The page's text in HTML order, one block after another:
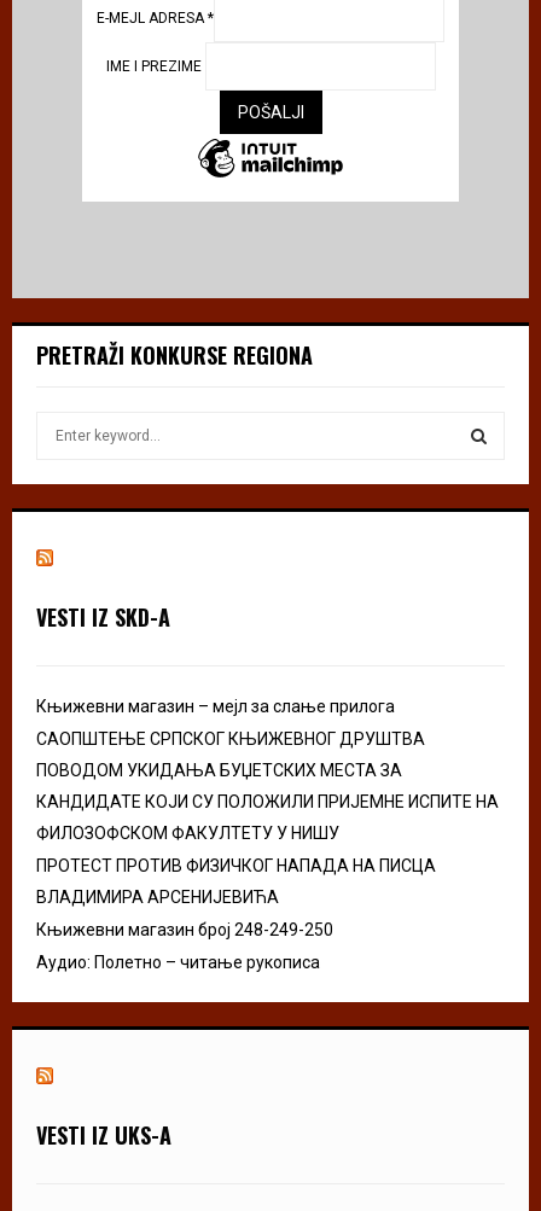
E-MEJL ADRESA *
IME I PREZIME
PRETRAŽI KONKURSE REGIONA
h
r
S
VESTI IZ SKD-A
Књижевни магазин – мејл за слање прилога
САОПШТЕЊЕ СРПСКОГ КЊИЖЕВНОГ ДРУШТВА
ПОВОДОМ УКИДАЊА БУЏЕТСКИХ МЕСТА ЗА
КАНДИДАТЕ КОЈИ СУ ПОЛОЖИЛИ ПРИЈЕМНЕ ИСПИТЕ НА
ФИЛОЗОФСКОМ ФАКУЛТЕТУ У НИШУ
ПРОТЕСТ ПРОТИВ ФИЗИЧКОГ НАПАДА НА ПИСЦА
ВЛАДИМИРА АРСЕНИЈЕВИЋА
Књижевни магазин број 248-249-250
Аудио: Полетно – читање рукописа
VESTI IZ UKS-A